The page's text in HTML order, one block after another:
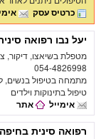
כרטיס עסק
יעל נבו רפואה
מטפלת בשיאצו, דיקור,
054-4826998
מתמחה בטיפול בנשים,
טיפול בתינוקות וילדים
אימייל אתר
רפואה סינית